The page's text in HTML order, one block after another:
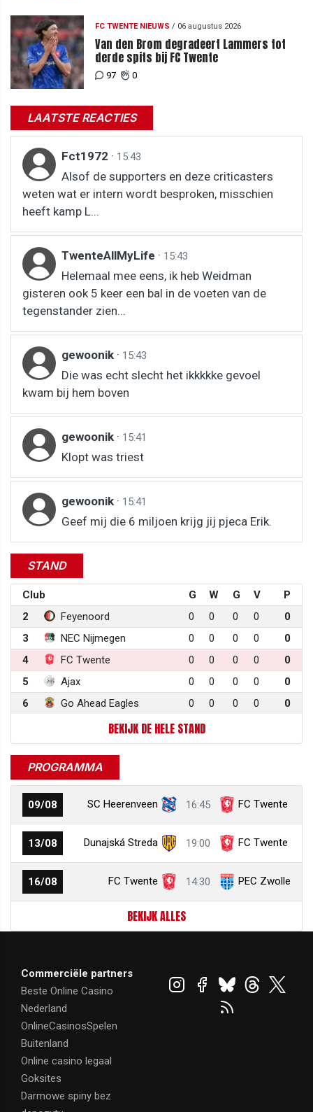
FC TWENTE NIEUWS / 06 augustus 2026
Van den Brom degradeert Lammers tot
derde spits bij FC Twente
97 0
LAATSTE REACTIES
Fct1972 · 15:43
Alsof de supporters en deze criticasters
weten wat er intern wordt besproken, misschien
heeft kamp L...
TwenteAllMyLife · 15:43
Helemaal mee eens, ik heb Weidman
gisteren ook 5 keer een bal in de voeten van de
tegenstander zien...
gewoonik · 15:43
Die was echt slecht het ikkkkke gevoel
kwam bij hem boven
gewoonik · 15:41
Klopt was triest
gewoonik · 15:41
Geef mij die 6 miljoen krijg jij pjeca Erik.
STAND
Club G W G V
P
2
Feyenoord 0 0 0 0
0
3
NEC Nijmegen 0 0 0 0
0
4
FC Twente 0 0 0 0
0
5
Ajax 0 0 0 0
0
6
Go Ahead Eagles 0 0 0 0 0
BEKIJK DE HELE STAND
PROGRAMMA
09/08 SC Heerenveen 16:45 FC Twente
13/08 Dunajská Streda 19:00 FC Twente
16/08 FC Twente 14:30 PEC Zwolle
BEKIJK ALLES
Commerciële partners
Beste Online Casino
Nederland
OnlineCasinosSpelen
Buitenland
Online casino legaal
Goksites
Darmowe spiny bez